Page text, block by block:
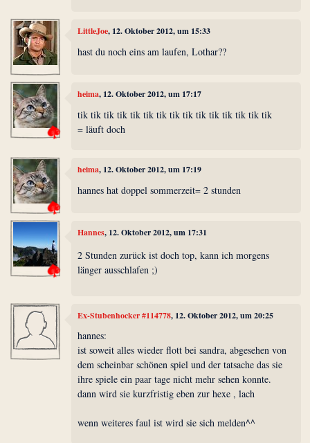
LittleJoe, 12. Oktober 2012, um 15:33
hast du noch eins am laufen, Lothar??
heima, 12. Oktober 2012, um 17:17
tik tik tik tik tik tik tik tik tik tik tik tik tik tik tik
= läuft doch
heima, 12. Oktober 2012, um 17:19
hannes hat doppel sommerzeit= 2 stunden
Hannes, 12. Oktober 2012, um 17:31
2 Stunden zurück ist doch top, kann ich morgens
länger ausschlafen ;)
Ex-Stubenhocker #114778, 12. Oktober 2012, um 20:25
hannes:
ist soweit alles wieder flott bei sandra, abgesehen von
dem scheinbar schönen spiel und der tatsache das sie
ihre spiele ein paar tage nicht mehr sehen konnte.
dann wird sie kurzfristig eben zur hexe , lach
wenn weiteres faul ist wird sie sich melden^^